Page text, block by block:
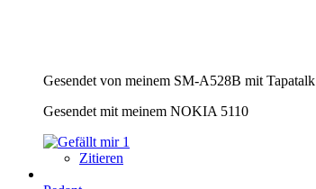
Gesendet von meinem SM-A528B mit Tapatalk
Gesendet mit meinem NOKIA 5110
1
Zitieren